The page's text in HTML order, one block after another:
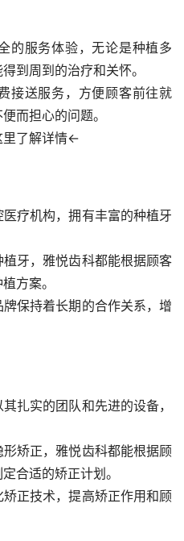
的服务体验，无论是种植多
到周到的治疗和关怀。
接送服务，方便顾客前往就
而担心的问题。
里了解详情←
疗机构，拥有丰富的种植牙
牙，雅悦齿科都能根据顾客
方案。
保持着长期的合作关系，增
扎实的团队和先进的设备，
矫正，雅悦齿科都能根据顾
合适的矫正计划。
正技术，提高矫正作用和顾